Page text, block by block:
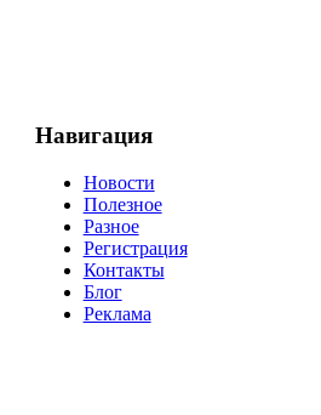
Навигация
Новости
Полезное
Разное
Регистрация
Контакты
Блог
Реклама